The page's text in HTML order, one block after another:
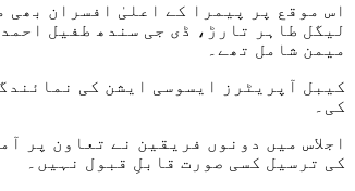
اس موقع پر پیمرا کے اعلیٰ افسران
لیگل طاہر تارڑ، ڈی جی سندھ طفیل
میمن شامل تھے۔
کیبل آپریٹرز ایسوسی ایشن کی
کی۔
اجلاس میں دونوں فریقین نے تعاون پر
کی ترسیل کسی صورت قابلِ قبول نہیں۔